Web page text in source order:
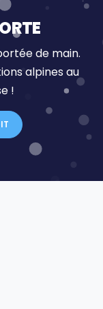
de main.
alpines au
!